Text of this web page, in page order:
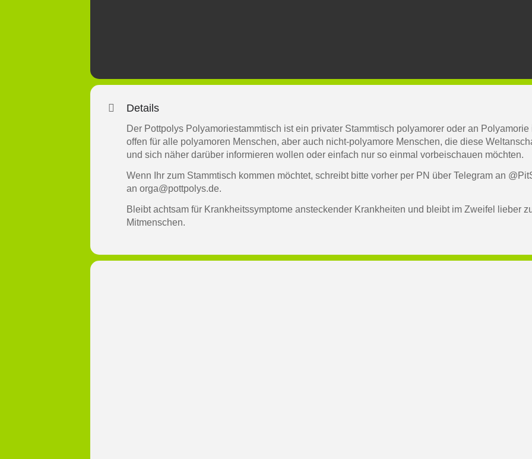
Details
Der Pottpolys Polyamoriestammtisch ist ein privater Stammtisch polyamorer oder an
offen für alle polyamoren Menschen, aber auch nicht-polyamore Menschen, die diese
und sich näher darüber informieren wollen oder einfach nur so einmal vorbeischauen möchten.
Wenn Ihr zum Stammtisch kommen möchtet, schreibt bitte vorher per PN über Telegram an
an orga@pottpolys.de.
Bleibt achtsam für Krankheitssymptome ansteckender Krankheiten und bleibt im Zweifel lieber
Mitmenschen.